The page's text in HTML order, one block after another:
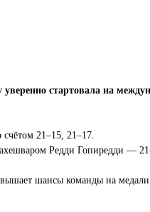
стартовала на
21–15, 21–17.
Редди Гопиредди —
шансы команды на медали